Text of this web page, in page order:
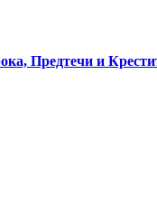
Предтечи и